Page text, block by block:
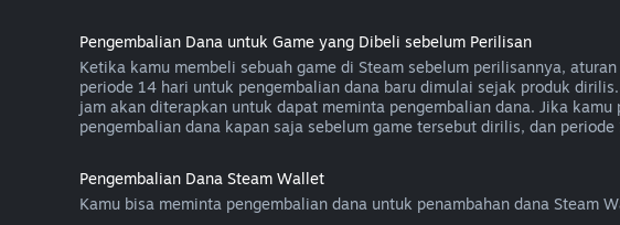
Pengembalian Dana untuk Game yang Dibeli sebelum Perilisan
Ketika kamu membeli sebuah game di Steam sebelum perilisannya,
periode 14 hari untuk pengembalian dana baru dimulai sejak produk
jam akan diterapkan untuk dapat meminta pengembalian dana. Jika
pengembalian dana kapan saja sebelum game tersebut dirilis, dan
Pengembalian Dana Steam Wallet
Kamu bisa meminta pengembalian dana untuk penambahan dana